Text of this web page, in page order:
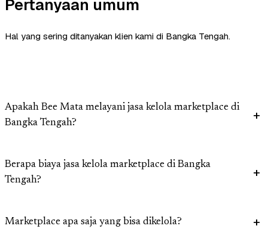
Pertanyaan umum
Hal yang sering ditanyakan klien kami di Bangka Tengah.
Apakah Bee Mata melayani jasa kelola marketplace di
Bangka Tengah?
Berapa biaya jasa kelola marketplace di Bangka
Tengah?
Marketplace apa saja yang bisa dikelola?